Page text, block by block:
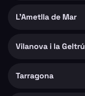
L'Ametlla de Mar
Vilanova i la Geltrú
Tarragona